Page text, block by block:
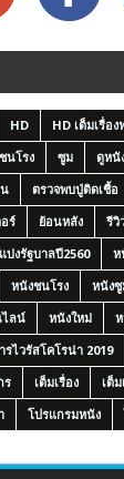
HD HD เต็มเรื่อง
ชนโรง ซูม ดูหนั
ตรวจพบปู่ติดเชื้อ
ร์ ย้อนหลัง
รีวิ
งรัฐบาลปี2560 ห
หนังชนโรง
หนัง
ไลน์ หนังใหม่
รไวรัสโคโรน่า 2019
ร เต็มเรื่อง
เต็
โปรแกรมหนัง